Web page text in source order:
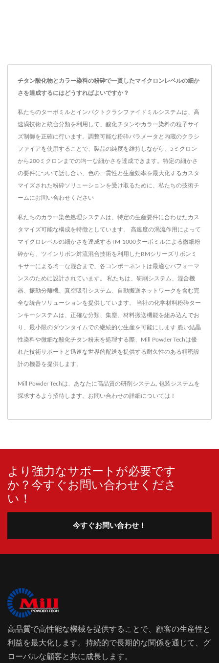
チタン酸化物とカラー染料の粉砕で一貫したマイクロンレベルの細か
さを達成するにはどうすればよいですか？
私たちのターボミルとインパクトクラシファイドミルシステムは、高
速渦技術と統合分類を利用して、酸化チタンやカラー染料の粒子サイ
ズ制御を正確に行います。調整可能な粉砕パラメータと内蔵のクラシ
ファイアを使用することで、製品の純度を維持しながら、5ミクロン
から200ミクロンまでの均一な細かさを達成できます。特定の細かさ
の要件について話し合い、色の一貫性と生産効率を最大化するカスタ
マイズされた粉砕ソリューションを受け取るために、私たちの技術チ
ームにお問い合わせください
私たちのカラー染色処理システムは、特定の生産要件に合わせたカス
タマイズ可能な構成を特徴としています。 高速度の渦流作用によって
マイクロレベルの細かさを達成するTM-1000ターボミルによる微細粉
砕から、ツインリボン対流混合技術を利用したRMシリーズリボンミ
キサーによる均一な混合まで、各コンポーネントは最適なパフォーマ
ンスのために設計されています。 私たちは、研削システム、混合機
器、振動分離機、真空吸引システム、自動搬送ネットワークを含む完
全な統合ソリューションを提供しています。 当社の化学材料粉砕ター
ンキーシステムは、正確な分類、集塵、材料搬送機能を組み込んでお
り、最小限のダウンタイムでの継続的な生産を可能にします 脆い結晶
性染料や微細な酸化チタン粉末を処理する際、Mill Powder Techは優
れた技術サポートと迅速な世界的配送を提供する耐久性のある精密設
計の機器を提供します。
Mill Powder Techは、あなたに高品質の研削システム 包装システムを
探求するよう招待します。 お問い合わせの詳細については！
より強力なサポートが必要です
か？今すぐお問い合わせくださ
い！
今すぐお問い合わせ！
高品質で高性能な機械を提供することで、顧客の生産性と
利益を最大化します。持続的で長期的な関係を通じて、グ
ローバルな顧客と共に成長します。